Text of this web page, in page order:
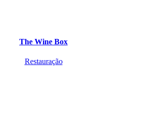
The Wine Box
Restauração